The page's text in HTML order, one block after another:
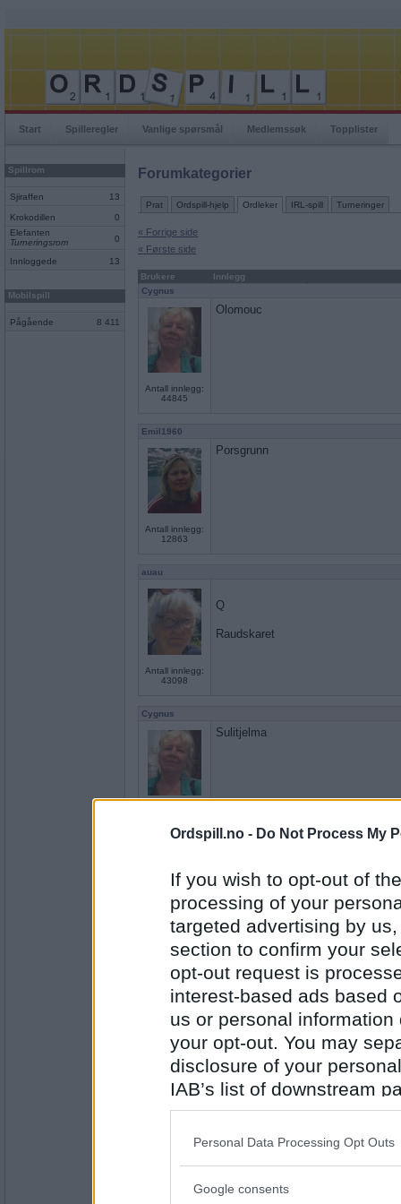
Ordspill.no - Do Not Process My
If you wish to opt-out of
processing of your
targeted advertising by
section to confirm your
opt-out request is
interest-based ads based
us or personal
your opt-out. You may
disclosure of your
IAB’s list of downstream
also be disclosed by us
Downstream Participants
Please note that this
Personal Data Processing Opt Outs
Google consents
Start Spilleregler Vanlige spørsmål Medlemssøk Topplister
Spillrom
Sjiraffen 13
Krokodillen
0
Elefanten
Turneringsrom
0
Innloggede 13
Mobilspill
Pågående 8 411
Forumkategorier
Prat Ordspill-hjelp Ordleker IRL-spill Turneringer
« Forrige side
« Første side
Brukere
Innlegg
Cygnus
Antall innlegg:
44845
Olomouc
Emil1960
Antall innlegg:
12863
Porsgrunn
auau
Antall innlegg:
43098
Q
Raudskaret
Cygnus
Sulitjelma
Antall innlegg:
Trollstigen
Antall innlegg:
2947
Ustaoset
Vancouver